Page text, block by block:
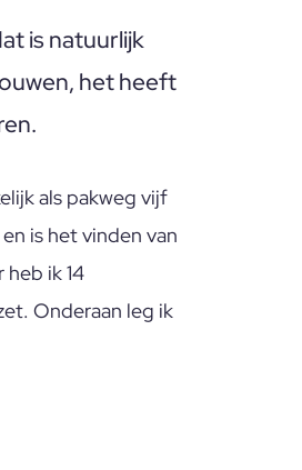
is natuurlijk
het heeft
als pakweg vijf
is het vinden van
ik 14
Onderaan leg ik